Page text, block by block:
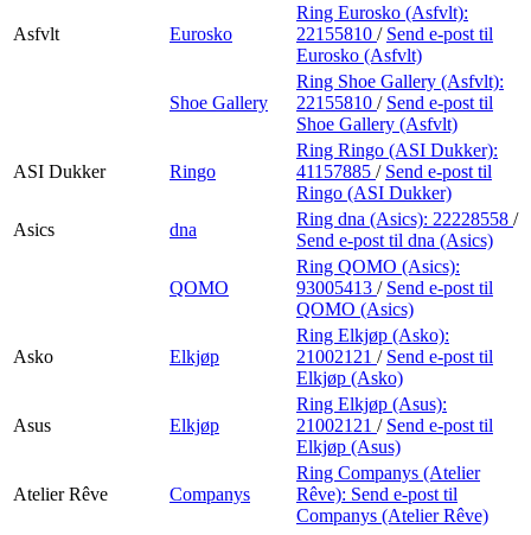
Asfvlt Eurosko
Ring Eurosko (Asfvlt):
22155810 / Send e-post til
Eurosko (Asfvlt)
Shoe Gallery
Ring Shoe Gallery (Asfvlt):
22155810 / Send e-post til
Shoe Gallery (Asfvlt)
ASI Dukker Ringo
Ring Ringo (ASI Dukker):
41157885 / Send e-post til
Ringo (ASI Dukker)
Asics
dna
Ring dna (Asics): 22228558 /
Send e-post til dna (Asics)
QOMO
Ring QOMO (Asics):
93005413 / Send e-post til
QOMO (Asics)
Asko Elkjøp
Ring Elkjøp (Asko):
21002121 / Send e-post til
Elkjøp (Asko)
Asus Elkjøp
Ring Elkjøp (Asus):
21002121 / Send e-post til
Elkjøp (Asus)
Atelier Rêve Companys
Ring Companys (Atelier
Rêve): Send e-post til
Companys (Atelier Rêve)